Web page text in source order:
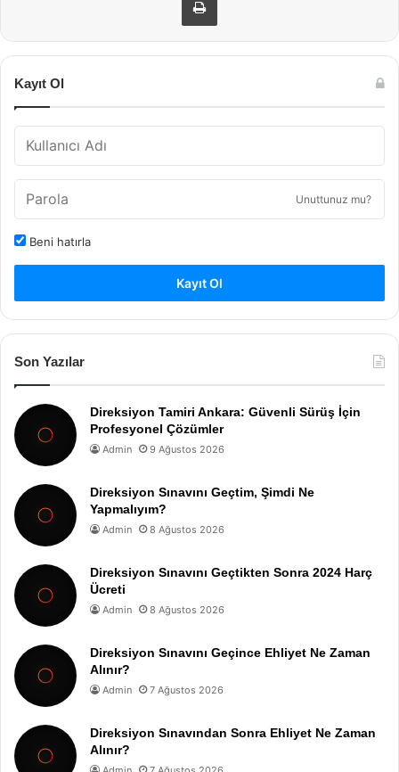
Kayıt Ol
Unuttunuz mu?
Beni hatırla
Kayıt Ol
Son Yazılar
Direksiyon Tamiri Ankara: Güvenli Sürüş İçin
Profesyonel Çözümler
Admin 9 Ağustos 2026
Direksiyon Sınavını Geçtim, Şimdi Ne
Yapmalıyım?
Admin 8 Ağustos 2026
Direksiyon Sınavını Geçtikten Sonra 2024 Harç
Ücreti
Admin 8 Ağustos 2026
Direksiyon Sınavını Geçince Ehliyet Ne Zaman
Alınır?
Admin 7 Ağustos 2026
Direksiyon Sınavından Sonra Ehliyet Ne Zaman
Alınır?